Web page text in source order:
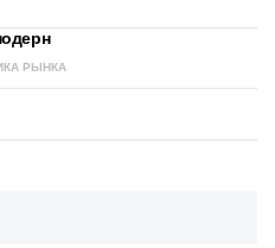
РЫНКА